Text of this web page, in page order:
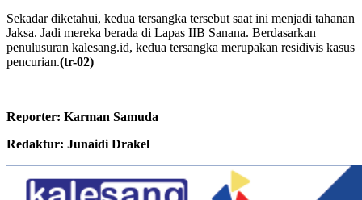
Sekadar diketahui, kedua tersangka tersebut saat ini menjadi tahanan
Jaksa. Jadi mereka berada di Lapas IIB Sanana. Berdasarkan
penulusuran kalesang.id, kedua tersangka merupakan residivis kasus
pencurian.(tr-02)
Reporter: Karman Samuda
Redaktur: Junaidi Drakel